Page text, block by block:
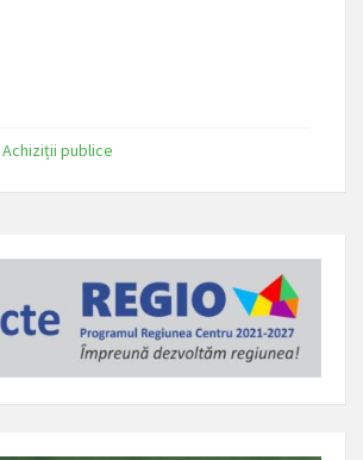
Achiziții publice